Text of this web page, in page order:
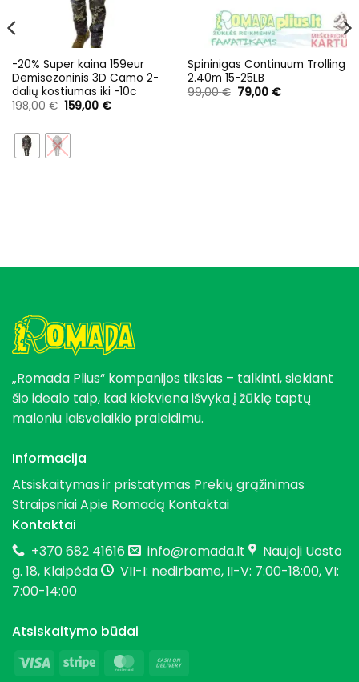
-20% Super kaina 159eur
Demisezoninis 3D Camo 2-
dalių kostiumas iki -10c
198,00€ Original
price
198,00 €.
159,00 €Current
Spininigas Continuum Trolling
2.40m 15-25LB
99,00€ Original
price
79,00 €Current
„Romada Plius“ kompanijos tikslas – talkinti, siekiant
šio idealo taip, kad kiekviena išvyka į žūklę taptų
maloniu laisvalaikio praleidimu.
Informacija
Atsiskaitymas ir pristatymas Prekių grąžinimas
StraipsniaiApie Romadą Kontaktai
Kontaktai
+370 682 41616
info@romada.lt
Naujoji Uosto
g. 18, Klaipėda
VII-I: nedirbame, II-V: 7:00-18:00, VI:
7:00-14:00
Atsiskaitymo būdai
Visa
Stripe MasterCard